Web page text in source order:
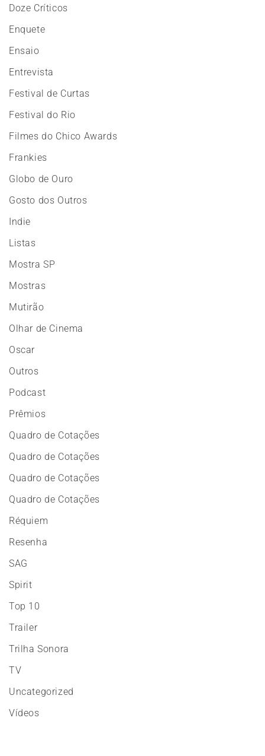
Doze Críticos
Enquete
Ensaio
Entrevista
Festival de Curtas
Festival do Rio
Filmes do Chico Awards
Frankies
Globo de Ouro
Gosto dos Outros
Indie
Listas
Mostra SP
Mostras
Mutirão
Olhar de Cinema
Oscar
Outros
Podcast
Prêmios
Quadro de Cotações
Quadro de Cotações
Quadro de Cotações
Quadro de Cotações
Réquiem
Resenha
SAG
Spirit
Top 10
Trailer
Trilha Sonora
TV
Uncategorized
Vídeos